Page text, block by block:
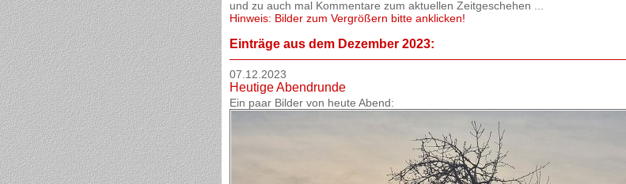
und zu auch mal Kommentare zum aktuellen Zeitgeschehen ...
Hinweis: Bilder zum Vergrößern bitte anklicken!
Einträge aus dem Dezember 2023:
07.12.2023
Heutige Abendrunde
Ein paar Bilder von heute Abend: